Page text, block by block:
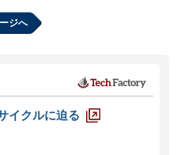
ジへ
イクルに迫る